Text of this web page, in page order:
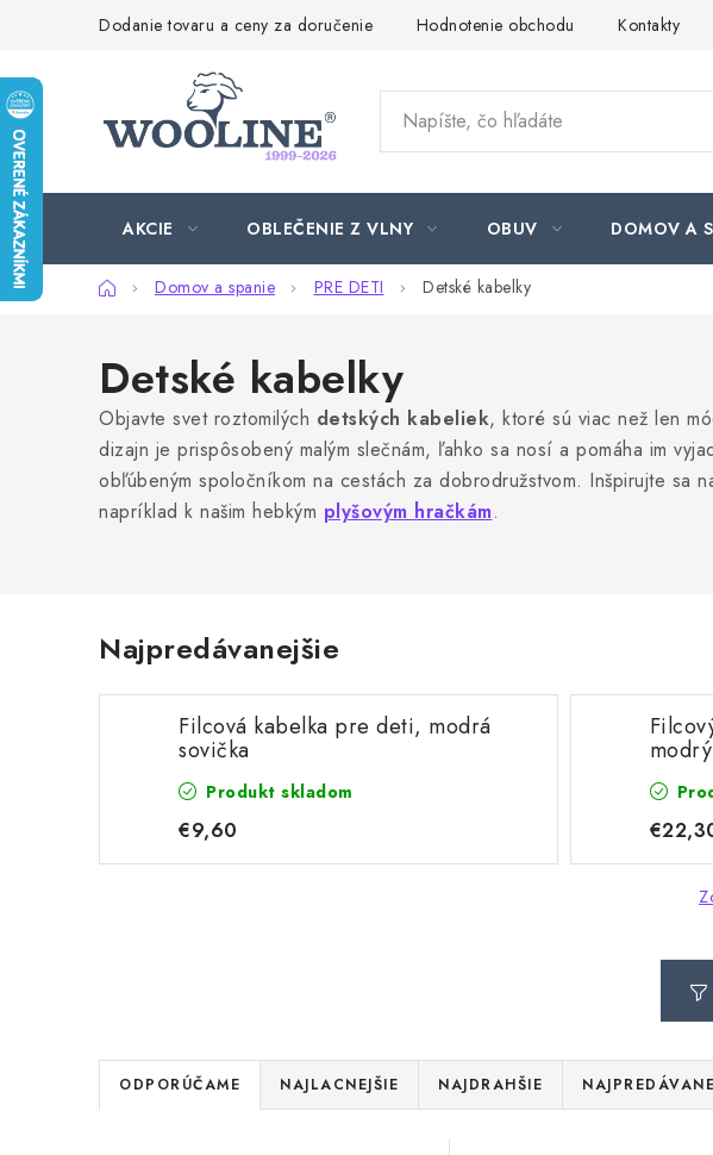
Dodanie tovaru a ceny za doručenie Hodnotenie obchodu Kontakty
AKCIE OBLEČENIE Z VLNY OBUV DOMOV A
DomovDomov a spanie PRE DETI Detské kabelky
Detské kabelky
Objavte svet roztomilých detských kabeliek, ktoré sú viac než len
dizajn je prispôsobený malým slečnám, ľahko sa nosí a pomáha im
obľúbeným spoločníkom na cestách za dobrodružstvom. Inšpirujte sa
napríklad k našim hebkým plyšovým hračkám.
Najpredávanejšie
Filcová kabelka pre deti, modrá
sovička
Produkt skladom
€9,60
R
a
ODPORÚČAME NAJLACNEJŠIE NAJDRAHŠIE